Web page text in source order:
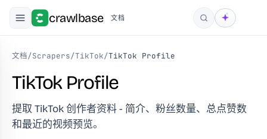
crawlbase 文档
搜索
文档/Scrapers/TikTok/TikTok Profile
TikTok Profile
提取 TikTok 创作者资料 - 简介、粉丝数量、总点赞数
和最近的视频预览。